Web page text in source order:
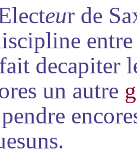
eur de
decapiter
un autre